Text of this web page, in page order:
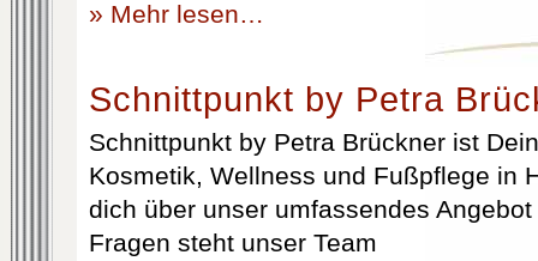
» Mehr lesen…
Schnittpunkt by Petra
Schnittpunkt by Petra Brückner ist
Kosmetik, Wellness und Fußpflege in
dich über unser umfassendes
Fragen steht unser Team